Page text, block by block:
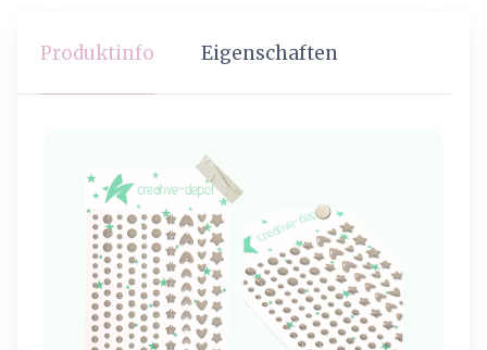
Produktinfo Eigenschaften